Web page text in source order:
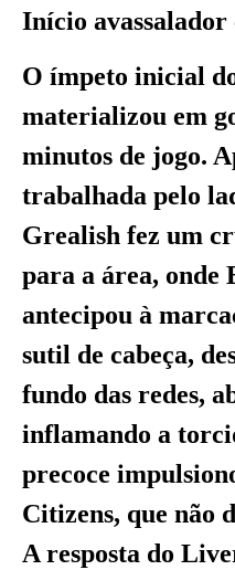
Início avassalador
O ímpeto inicial
materializou em
minutos de jogo.
trabalhada pelo
Grealish fez um
para a área, onde
antecipou à
sutil de cabeça,
fundo das redes,
inflamando a
precoce
Citizens, que não
A resposta do